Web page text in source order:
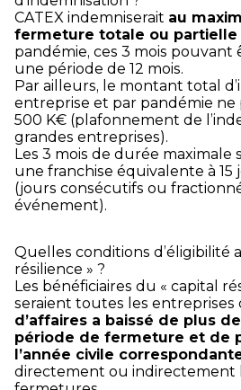
CATEX indemniserait au
fermeture totale ou partielle
pandémie, ces 3 mois
une période de 12 mois.
Par ailleurs, le montant total
entreprise et par pandémie ne
500 K€ (plafonnement de
grandes entreprises).
Les 3 mois de durée maximale
une franchise équivalente à
(jours consécutifs ou
événement).
Quelles conditions d’éligibilité
résilience » ?
Les bénéficiaires du « capital
seraient toutes les entreprises
d’affaires a baissé de plus
période de fermeture et de
l’année civile
directement ou indirectement